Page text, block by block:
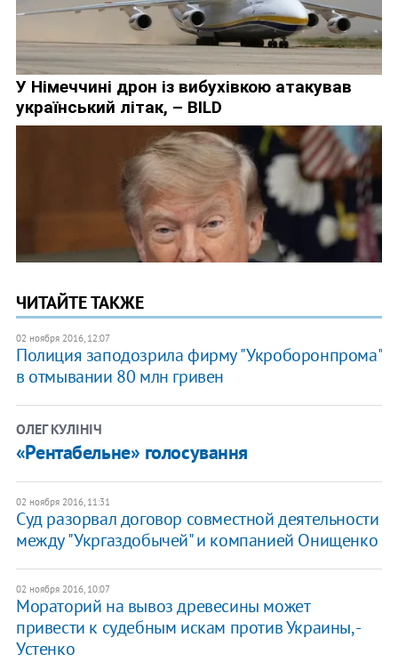
ЧИТАЙТЕ ТАКЖЕ
02 ноября 2016, 12:07
Полиция заподозрила фирму "Укроборонпрома"
в отмывании 80 млн гривен
ОЛЕГ КУЛІНІЧ
«Рентабельне» голосування
02 ноября 2016, 11:31
Суд разорвал договор совместной деятельности
между "Укргаздобычей" и компанией Онищенко
02 ноября 2016, 10:07
Мораторий на вывоз древесины может
привести к судебным искам против Украины, -
Устенко